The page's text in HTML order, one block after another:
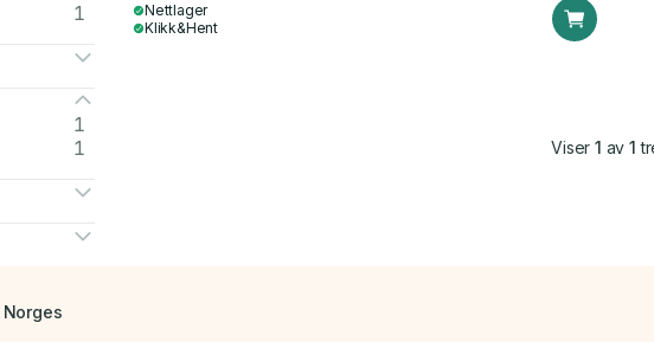
1
1
1
Nettlager
Klikk&Hent
Viser1 av 1